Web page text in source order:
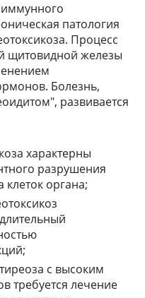
патология
Процесс
щитовидной железы
Болезнь,
развивается
характерны
разрушения
органа;
с высоким
требуется лечение